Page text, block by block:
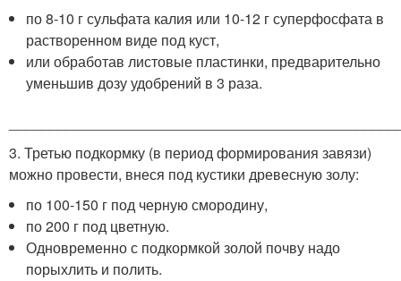
по 8-10 г сульфата калия или 10-12 г суперфосфата в
растворенном виде под куст,
или обработав листовые пластинки, предварительно
уменьшив дозу удобрений в 3 раза.
3. Третью подкормку (в период формирования завязи)
можно провести, внеся под кустики древесную золу:
по 100-150 г под черную смородину,
по 200 г под цветную.
Одновременно с подкормкой золой почву надо
порыхлить и полить.